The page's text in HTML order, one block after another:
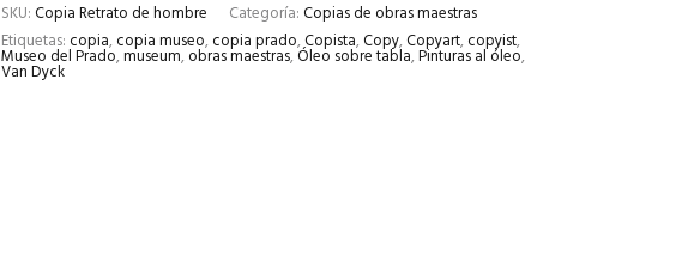
SKU:Copia Retrato de hombre Categoría:Copias de obras maestras
Etiquetas: copia,copia museo,copia prado,Copista,Copy,Copyart,copyist,
Museo del Prado,museum,obras maestras,Óleo sobre tabla,Pinturas al óleo,
Van Dyck